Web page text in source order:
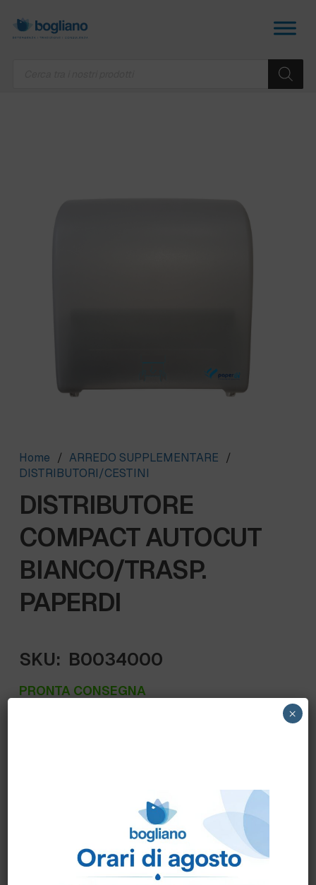
Home / ARREDO SUPPLEMENTARE /
DISTRIBUTORI/CESTINI
DISTRIBUTORE
COMPACT AUTOCUT
BIANCO/TRASP.
PAPERDI
SKU: B0034000
PRONTA CONSEGNA
Come ordinare?
×